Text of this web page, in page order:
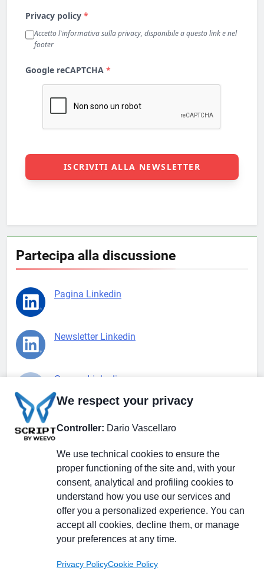
Partecipa alla discussione
Pagina Linkedin
Newsletter Linkedin
Gruppo Linkedin
Pagina Facebook
X.com
Il Giornale delle PMI.
Testata giornalistica
registrata al Tribunale di
Milano n. 353 del 19
Disclaimer Privacy PolicyCookie
We respect your privacy
Controller: Dario Vascellaro
We use technical cookies to ensure the
proper functioning of the site and, with your
consent, analytical and profiling cookies to
understand how you use our services and
offer you a personalized experience. You can
accept all cookies, decline them, or manage
your preferences at any time.
Privacy PolicyCookie Policy